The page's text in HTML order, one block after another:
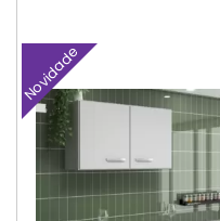
Novidade